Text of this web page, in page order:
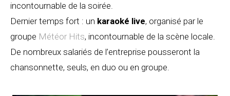
incontournable de la soirée.
Dernier temps fort : un karaoké live, organisé par le
groupe Météor Hits, incontournable de la scène locale.
De nombreux salariés de l’entreprise pousseront la
chansonnette, seuls, en duo ou en groupe.